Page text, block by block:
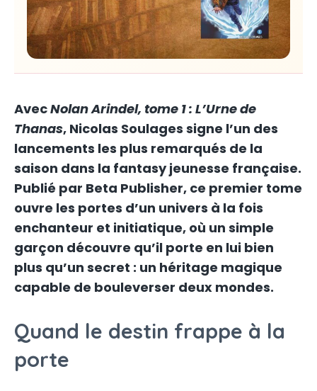
AvecNolan Arindel, tome 1 : L’Urne de
Thanas, Nicolas Soulages signe l’un des
lancements les plus remarqués de la
saison dans la fantasy jeunesse française.
Publié par Beta Publisher, ce premier tome
ouvre les portes d’un univers à la fois
enchanteur et initiatique, où un simple
garçon découvre qu’il porte en lui bien
plus qu’un secret : un héritage magique
capable de bouleverser deux mondes.
Quand le destin frappe à la
porte